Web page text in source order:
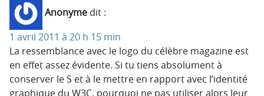
Anonyme dit :
1 avril 2011 à 20 h 15 min
La ressemblance avec le logo du célèbre magazine est
en effet assez évidente. Si tu tiens absolument à
conserver le S et à le mettre en rapport avec l’identité
graphique du W3C, pourquoi ne pas utiliser alors leur